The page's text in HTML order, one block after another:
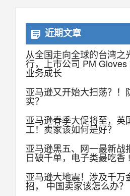
近期文章
从全国走向全球的台湾之
行，上市公司 PM
业务成长
亚马逊又开始大扫荡？！
实？
亚马逊春季大促将至，英
工！卖家该如何是好？
亚马逊黑五、网一最新战
日破千单，电子类最吃香 !
亚马逊大地震！涉及千万
招， 中国卖家该怎么办？